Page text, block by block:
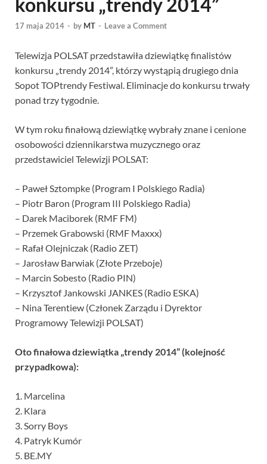
17 maja 2014 - by MT - Leave a Comment
Telewizja POLSAT przedstawiła dziewiątkę finalistów
konkursu „trendy 2014”, którzy wystąpią drugiego dnia
Sopot TOPtrendy Festiwal. Eliminacje do konkursu trwały
ponad trzy tygodnie.
W tym roku finałową dziewiątkę wybrały znane i cenione
osobowości dziennikarstwa muzycznego oraz
przedstawiciel Telewizji POLSAT:
– Paweł Sztompke (Program I Polskiego Radia)
– Piotr Baron (Program III Polskiego Radia)
– Darek Maciborek (RMF FM)
– Przemek Grabowski (RMF Maxxx)
– Rafał Olejniczak (Radio ZET)
– Jarosław Barwiak (Złote Przeboje)
– Marcin Sobesto (Radio PIN)
– Krzysztof Jankowski JANKES (Radio ESKA)
– Nina Terentiew (Członek Zarządu i Dyrektor
Programowy Telewizji POLSAT)
Oto finałowa dziewiątka „trendy 2014” (kolejność
przypadkowa):
1. Marcelina
2. Klara
3. Sorry Boys
4. Patryk Kumór
5. BE.MY